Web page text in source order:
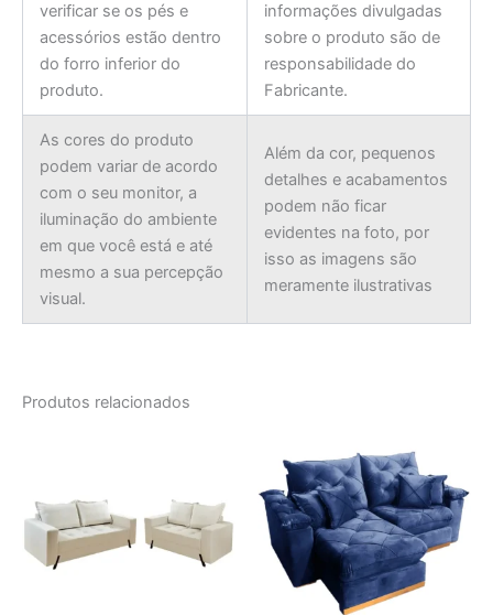
verificar se os pés e
acessórios estão dentro
do forro inferior do
produto.
informações divulgadas
sobre o produto são de
responsabilidade do
Fabricante.
As cores do produto
podem variar de acordo
com o seu monitor, a
iluminação do ambiente
em que você está e até
mesmo a sua percepção
visual.
Além da cor, pequenos
detalhes e acabamentos
podem não ficar
evidentes na foto, por
isso as imagens são
meramente ilustrativas
Produtos relacionados